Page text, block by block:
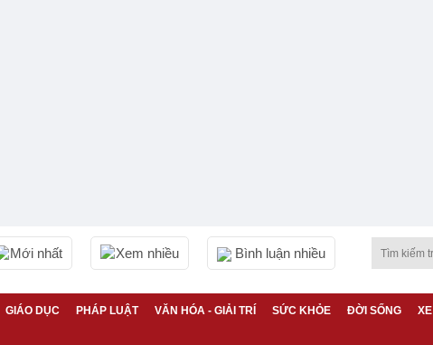
Mới nhất Xem nhiều Bình luận nhiều
GIÁO DỤC PHÁP LUẬT VĂN HÓA - GIẢI TRÍ SỨC KHỎE ĐỜI SỐNG XE